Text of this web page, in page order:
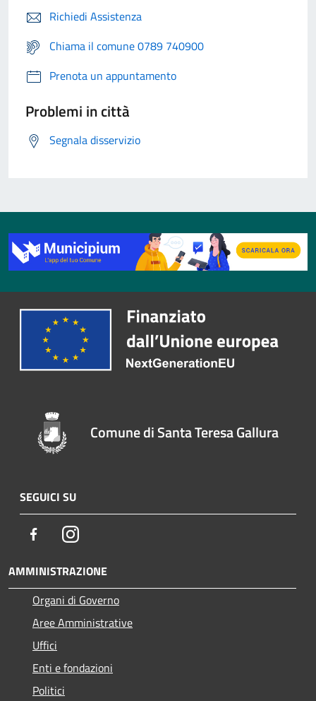
Richiedi Assistenza
Chiama il comune 0789 740900
Prenota un appuntamento
Problemi in città
Segnala disservizio
Comune di Santa Teresa Gallura
SEGUICI SU
FacebookInstagram
AMMINISTRAZIONE
Organi di Governo
Aree Amministrative
Uffici
Enti e fondazioni
Politici